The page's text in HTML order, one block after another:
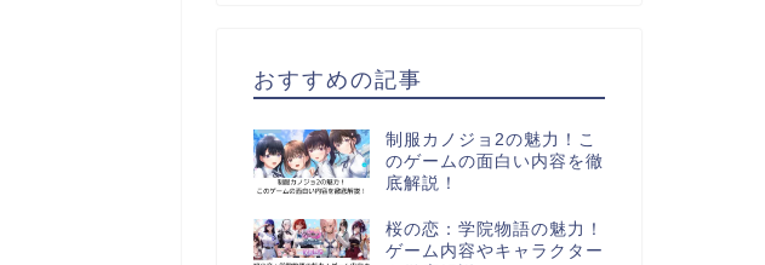
おすすめの記事
制服カノジョ2の魅力！こ
のゲームの面白い内容を徹
底解説！
桜の恋：学院物語の魅力！
ゲーム内容やキャラクター